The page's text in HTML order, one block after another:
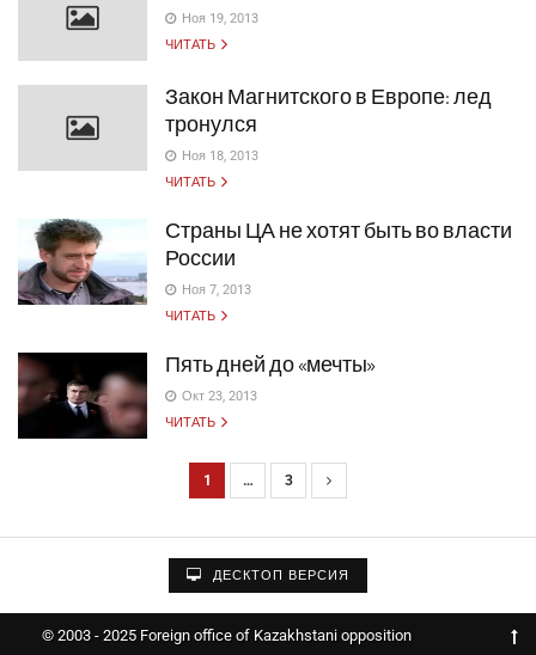
Ноя 19, 2013
ЧИТАТЬ
Закон Магнитского в Европе: лед
тронулся
Ноя 18, 2013
ЧИТАТЬ
Страны ЦА не хотят быть во власти
России
Ноя 7, 2013
ЧИТАТЬ
Пять дней до «мечты»
Окт 23, 2013
ЧИТАТЬ
1 … 3
ДЕСКТОП ВЕРСИЯ
© 2003 - 2025 Foreign office of Kazakhstani opposition